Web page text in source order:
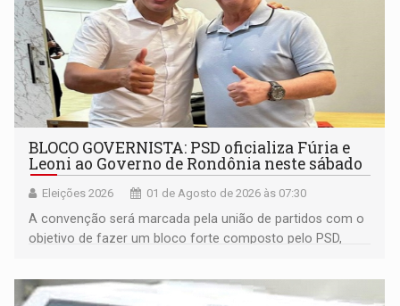
BLOCO GOVERNISTA: PSD oficializa Fúria e
Leoni ao Governo de Rondônia neste sábado
Eleições 2026 01 de Agosto de 2026 às 07:30
A convenção será marcada pela união de partidos com o
objetivo de fazer um bloco forte composto pelo PSD,